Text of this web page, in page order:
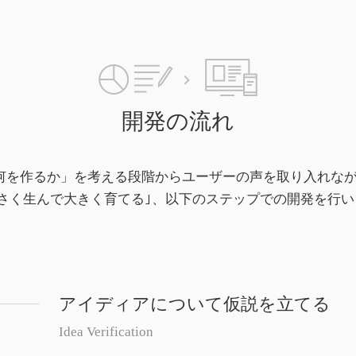
開発の流れ
を作るか」を考える段階からユーザーの声を取り入れな
く生んで大きく育てる｣、以下のステップでの開発を行
アイディアについて仮説を立てる
Idea Verification